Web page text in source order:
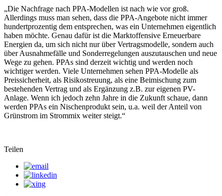
„Die Nachfrage nach PPA-Modellen ist nach wie vor groß.
Allerdings muss man sehen, dass die PPA-Angebote nicht immer
hundertprozentig dem entsprechen, was ein Unternehmen eigentlich
haben möchte. Genau dafür ist die Marktoffensive Erneuerbare
Energien da, um sich nicht nur über Vertragsmodelle, sondern auch
über Ausnahmefälle und Sonderregelungen auszutauschen und neue
Wege zu gehen. PPAs sind derzeit wichtig und werden noch
wichtiger werden. Viele Unternehmen sehen PPA-Modelle als
Preissicherheit, als Risikostreuung, als eine Beimischung zum
bestehenden Vertrag und als Ergänzung z.B. zur eigenen PV-
Anlage. Wenn ich jedoch zehn Jahre in die Zukunft schaue, dann
werden PPAs ein Nischenprodukt sein, u.a. weil der Anteil von
Grünstrom im Strommix weiter steigt.“
Teilen